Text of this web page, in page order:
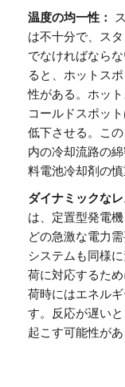
温度の均一性：
は不十分で、ス
でなければなら
ると、ホットス
性がある。ホッ
コールドスポッ
低下させる。こ
内の冷却流路の
料電池冷却剤の慎
ダイナミックなレ
は、定置型発電
どの急激な電力
システムも同様
荷に対応するた
荷時にはエネル
す。反応が遅い
起こす可能性があ